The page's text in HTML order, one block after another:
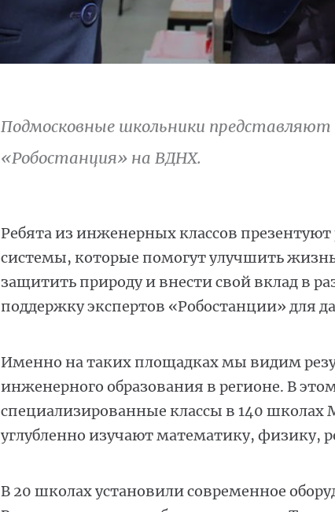
Подмосковные школьники представляют
«Робостанция» на ВДНХ.
Ребята из инженерных классов
системы, которые помогут улучшить
защитить природу и внести свой вклад в
поддержку экспертов «Робостанции» для
Именно на таких площадках мы видим
инженерного образования в регионе. В
специализированные классы в 140 школах
углубленно изучают математику, физику,
В 20 школах установили современное